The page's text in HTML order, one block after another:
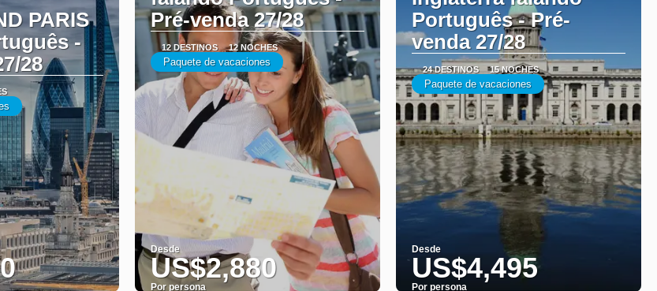
PARIS
-
28
Pré-venda 27/28
12 DESTINOS 12 NOCHES
Paquete de vacaciones
Desde
US$2,880
Por persona
Português - Pré-
venda 27/28
24 DESTINOS 15 NOCHES
Paquete de vacaciones
Desde
US$4,495
Por persona